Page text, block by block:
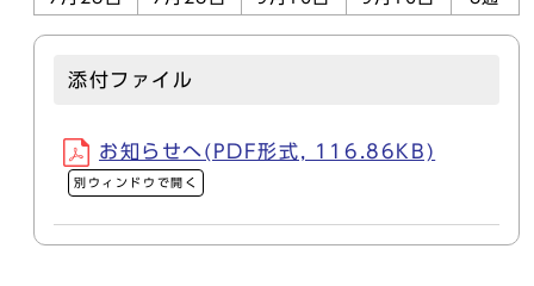
添付ファイル
お知らせへ(PDF形式, 116.86KB)
別ウィンドウで開く